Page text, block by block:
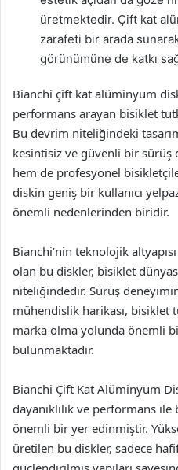
üretmektedir. Çift kat
zarafeti bir arada
görünümüne de katkı
Bianchi çift kat alüminyum
performans arayan bisiklet
Bu devrim niteliğindeki
kesintisiz ve güvenli bir sürüş
hem de profesyonel
diskin geniş bir kullanıcı
önemli nedenlerinden biridir.
Bianchi’nin teknolojik
olan bu diskler, bisiklet
niteliğindedir. Sürüş
mühendislik harikası, bisiklet
marka olma yolunda önemli
bulunmaktadır.
Bianchi Çift Kat Alüminyum
dayanıklılık ve performans
önemli bir yer edinmiştir.
üretilen bu diskler, sadece